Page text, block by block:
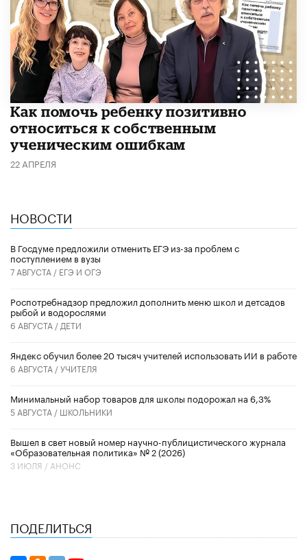
Как помочь ребенку позитивно
относиться к собственным
ученическим ошибкам
22 АПРЕЛЯ
НОВОСТИ
В Госдуме предложили отменить ЕГЭ из-за проблем с
поступлением в вузы
7 АВГУСТА / ЕГЭ И ОГЭ
Роспотребнадзор предложил дополнить меню школ и детсадов
рыбой и водорослями
6 АВГУСТА / ДЕТИ
​Яндекс обучил более 20 тысяч учителей использовать ИИ в работе
6 АВГУСТА /УЧИТЕЛЯ
Минимальный набор товаров для школы подорожал на 6,3%
5 АВГУСТА / ШКОЛЬНИКИ
Вышел в свет новый номер научно-публицистического журнала
«Образовательная политика» № 2 (2026)
3 ИЮЛЯ / АНОНС
ПОДЕЛИТЬСЯ